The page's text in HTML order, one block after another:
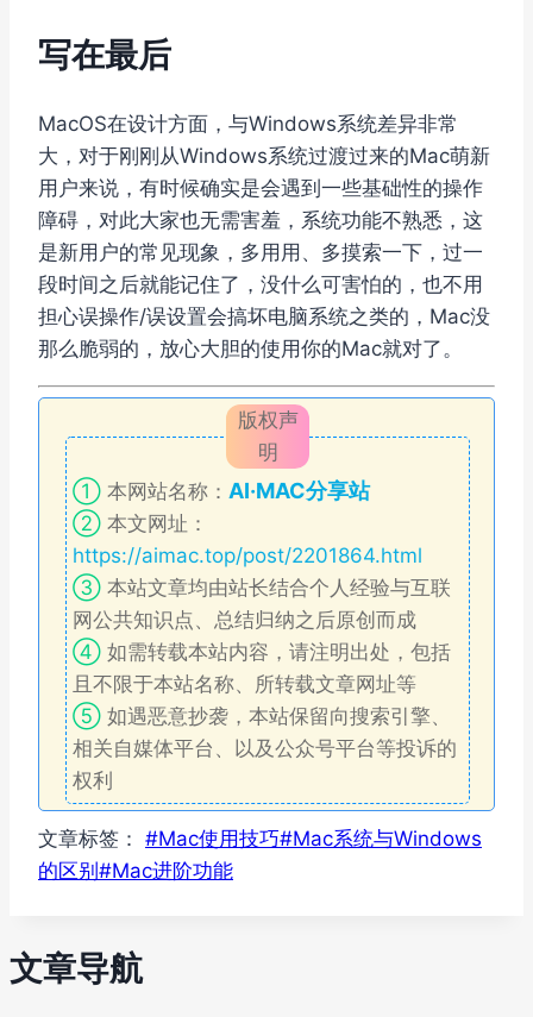
写在最后
MacOS在设计方面，与Windows系统差异非常
大，对于刚刚从Windows系统过渡过来的Mac萌新
用户来说，有时候确实是会遇到一些基础性的操作
障碍，对此大家也无需害羞，系统功能不熟悉，这
是新用户的常见现象，多用用、多摸索一下，过一
段时间之后就能记住了，没什么可害怕的，也不用
担心误操作/误设置会搞坏电脑系统之类的，Mac没
那么脆弱的，放心大胆的使用你的Mac就对了。
版权声
明
① 本网站名称： AI·MAC分享站
② 本文网址：
https://aimac.top/post/2201864.html
③ 本站文章均由站长结合个人经验与互联
网公共知识点、总结归纳之后原创而成
④ 如需转载本站内容，请注明出处，包括
且不限于本站名称、所转载文章网址等
⑤ 如遇恶意抄袭，本站保留向搜索引擎、
相关自媒体平台、以及公众号平台等投诉的
权利
文章标签： #Mac使用技巧#Mac系统与Windows
的区别 #Mac进阶功能
文章导航